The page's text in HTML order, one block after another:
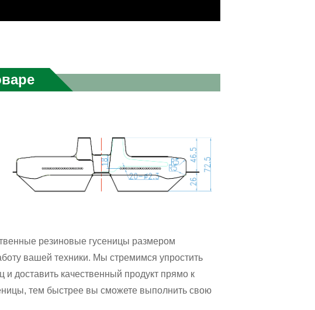
резиновые гусеницы размером
вашей техники. Мы стремимся упростить
доставить качественный продукт прямо к
тем быстрее вы сможете выполнить свою